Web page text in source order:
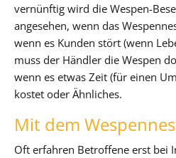
vernünftig wird die Wespen-
angesehen, wenn das
wenn es Kunden stört (wenn
muss der Händler die Wespen
wenn es etwas Zeit (für einen
kostet oder Ähnliches.
Mit dem
Oft erfahren Betroffene erst bei